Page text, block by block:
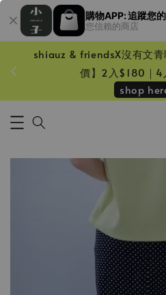
購物APP: 追蹤您
您信賴的商店
shiauz & friendsX沒有文
價】2入$180｜
shop